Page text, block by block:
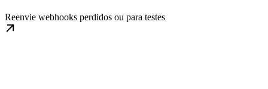
Reenvie webhooks perdidos ou para testes